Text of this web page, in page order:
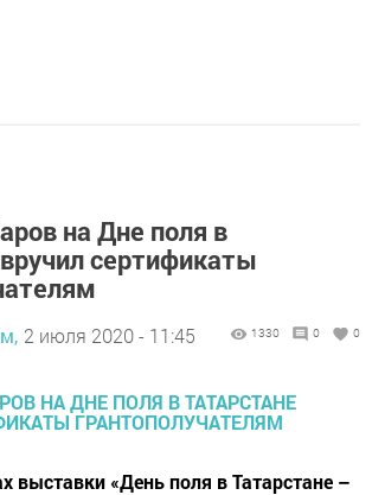
на Дне поля в
сертификаты
2 июля 2020 - 11:45 1330 0 0
выставки «День поля в Татарстане –